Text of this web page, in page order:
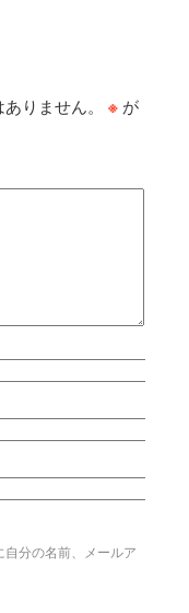
りません。 ※ が
分の名前、メールア